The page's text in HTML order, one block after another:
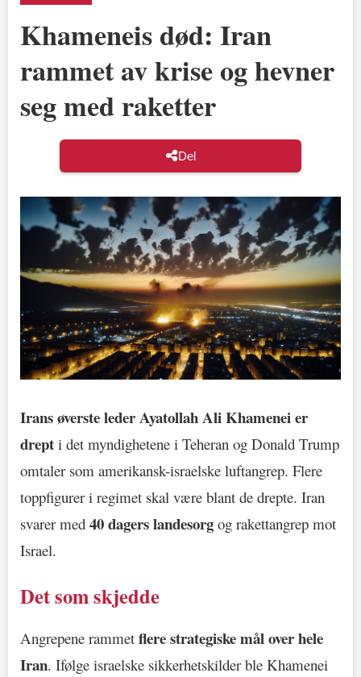
Khameneis død: Iran
rammet av krise og hevner
seg med raketter
Del
Irans øverste leder Ayatollah Ali Khamenei er
drept i det myndighetene i Teheran og Donald Trump
omtaler som amerikansk-israelske luftangrep. Flere
toppfigurer i regimet skal være blant de drepte. Iran
svarer med 40 dagers landesorg og rakettangrep mot
Israel.
Det som skjedde
Angrepene rammet flere strategiske mål over hele
Iran. Ifølge israelske sikkerhetskilder ble Khamenei